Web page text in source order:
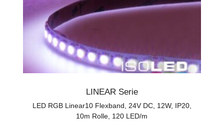
LINEAR Serie
LED RGB Linear10 Flexband, 24V DC, 12W, IP20,
10m Rolle, 120 LED/m